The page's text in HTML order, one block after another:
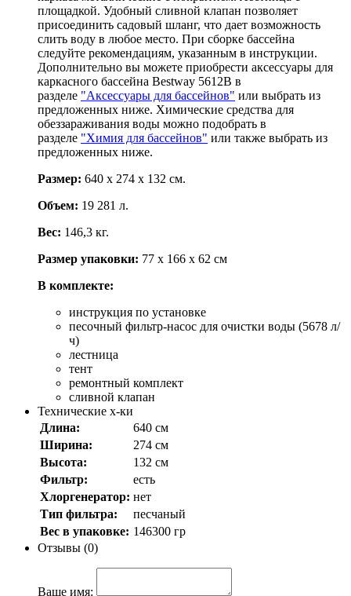
площадкой. Удобный сливной клапан позволяет
присоединить садовый шланг, что дает возможность
слить воду в любое место. При сборке бассейна
следуйте рекомендациям, указанным в инструкции.
Дополнительно вы можете приобрести аксессуары для
каркасного бассейна Bestway 5612B в
разделе "Аксессуары для бассейнов" или выбрать из
предложенных ниже. Химические средства для
обеззараживания воды можно подобрать в
разделе "Химия для бассейнов" или также выбрать из
предложенных ниже.
Размер: 640 х 274 х 132 см.
Объем: 19 281 л.
Вес: 146,3 кг.
Размер упаковки: 77 х 166 х 62 см
В комплекте:
инструкция по установке
песочный фильтр-насос для очистки воды (5678 л/
ч)
лестница
тент
ремонтный комплект
сливной клапан
Технические х-ки
Длина:
640 см
Ширина:
274 см
Высота:
132 см
Фильтр:
есть
Хлоргенератор: нет
Тип фильтра:
песчаный
Вес в упаковке: 146300 гр
Отзывы (0)
Ваше имя: